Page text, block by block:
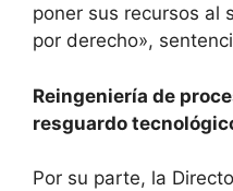
poner sus recursos al
por derecho»,
Reingeniería de
resguardo
Por su parte, la